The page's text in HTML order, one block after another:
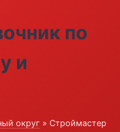
по
и
округ » Строймастер